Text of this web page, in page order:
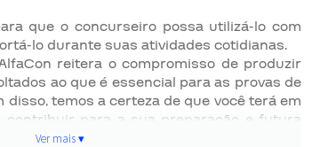
que o concurseiro possa utilizá-lo com
lo durante suas atividades cotidianas.
reitera o compromisso de produzir
ao que é essencial para as provas de
disso, temos a certeza de que você terá em
contribuir para a sua preparação e futura
Ver mais ▾